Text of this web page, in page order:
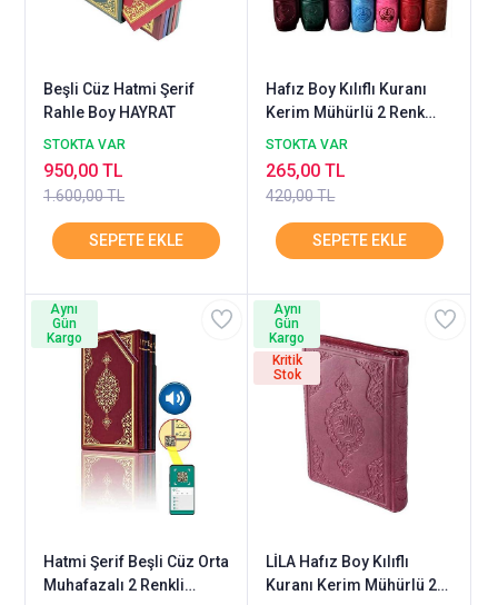
Beşli Cüz Hatmi Şerif
Rahle Boy HAYRAT
STOKTA VAR
1.600,00 TL
950,00 TL
Hafız Boy Kılıflı Kuranı
Kerim Mühürlü 2 Renk
HAYRAT
STOKTA VAR
420,00 TL
265,00 TL
Hatmi Şerif Beşli Cüz Orta
Muhafazalı 2 Renkli
Aynı
Gün
Kargo
LİLA Hafız Boy Kılıflı
Kuranı Kerim Mühürlü 2
Aynı
Gün
Kargo
Kritik
Stok